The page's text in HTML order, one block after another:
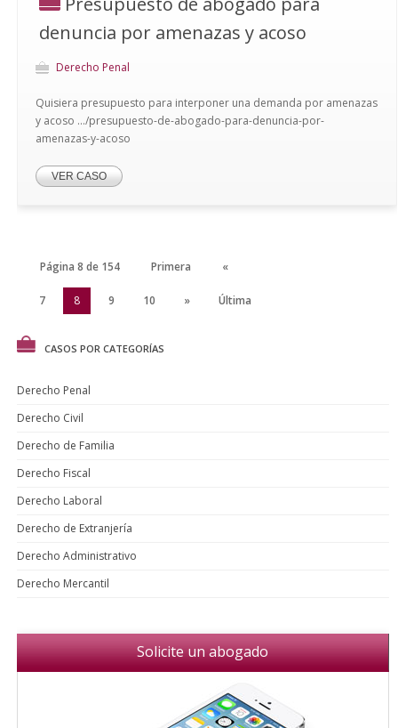
denuncia por amenazas y acoso
Derecho Penal
Quisiera presupuesto para interponer una demanda por amenazas
y acoso .../presupuesto-de-abogado-para-denuncia-por-
amenazas-y-acoso
VER CASO
Página 8 de 154 Primera «
7 8 9 10 » Última
CASOS POR CATEGORÍAS
Derecho Penal
Derecho Civil
Derecho de Familia
Derecho Fiscal
Derecho Laboral
Derecho de Extranjería
Derecho Administrativo
Derecho Mercantil
Solicite un abogado